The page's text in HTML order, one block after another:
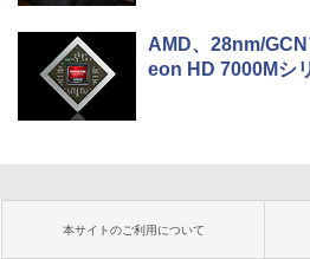
AMD、28nm/
eon HD 7000Mシ
本サイトのご利用について